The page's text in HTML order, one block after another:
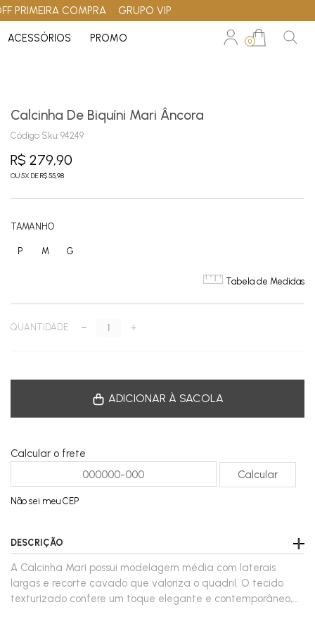
PRIMEIRA COMPRA GRUPO VIP
ACESSÓRIOS PROMO 0
Calcinha De Biquíni Mari Âncora
Código Sku: 94249
R$ 279,90
OU5X DER$ 55,98
TAMANHO
P M G
Tabela de Medidas
QUANTIDADE - +
ADICIONAR À SACOLA
Calcular o frete
Não sei meu CEP
DESCRIÇÃO
A Calcinha Mari possui modelagem média com laterais
largas e recorte cavado que valoriza o quadril. O tecido
texturizado confere um toque elegante e contemporâneo,